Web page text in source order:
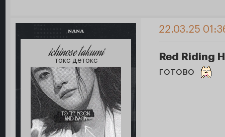
NANA
ichinose takumi
токс детокс
22.03.25
Red Riding
готово